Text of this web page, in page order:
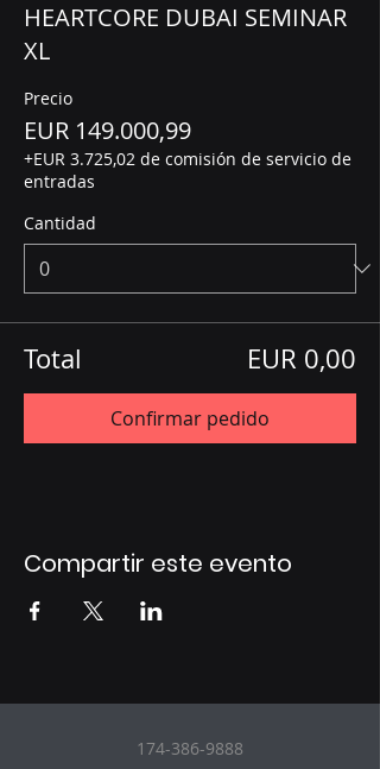
HEARTCORE DUBAI SEMINAR
XL
Precio
EUR 149.000,99
+EUR 3.725,02 de comisión de servicio de
entradas
Cantidad
Total EUR 0,00
Confirmar pedido
Compartir este evento
174-386-9888